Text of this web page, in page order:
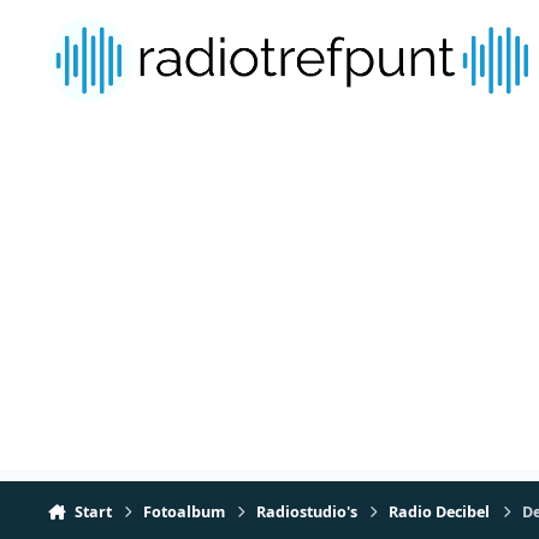
Start Fotoalbum Radiostudio's Radio Decibel